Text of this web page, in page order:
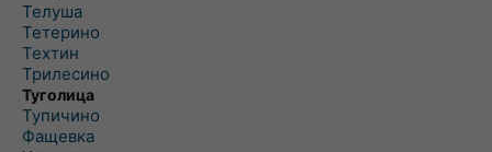
Телуша
Тетерино
Техтин
Трилесино
Туголица
Тупичино
Фащевка